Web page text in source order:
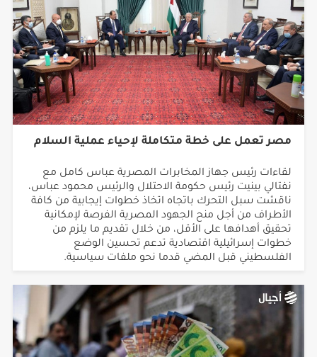
مصر تعمل على خطة متكاملة لإحياء عملية السلام
نفتالي بينيت رئيس حكومة الاحتلال والرئيس محمود عباس،
ناقشت سبل التحرك باتجاه اتخاذ خطوات إيجابية من كافة
الأطراف من أجل منح الجهود المصرية الفرصة لإمكانية
تحقيق أهدافها على الأقل، من خلال تقديم ما يلزم من
خطوات إسرائيلية اقتصادية تدعم تحسين الوضع
الفلسطيني قبل المضي قدما نحو ملفات سياسية.